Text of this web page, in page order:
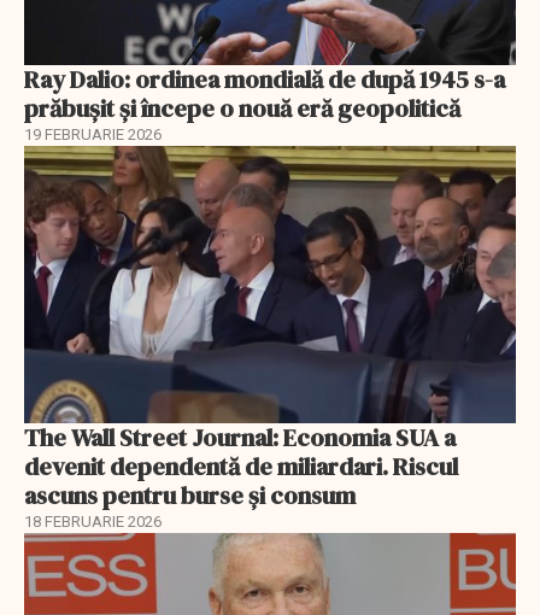
Ray Dalio: ordinea mondială de după 1945 s-a
prăbușit și începe o nouă eră geopolitică
19 FEBRUARIE 2026
The Wall Street Journal: Economia SUA a
devenit dependentă de miliardari. Riscul
ascuns pentru burse și consum
18 FEBRUARIE 2026
EXCLUSIV